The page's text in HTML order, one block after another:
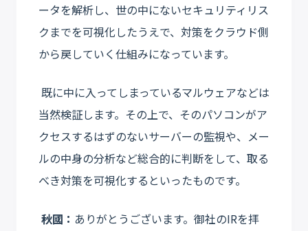
ータを解析し、世の中にないセキュリティリス
クまでを可視化したうえで、対策をクラウド側
から戻していく仕組みになっています。
既に中に入ってしまっているマルウェアなどは
当然検証します。その上で、そのパソコンがア
クセスするはずのないサーバーの監視や、メー
ルの中身の分析など総合的に判断をして、取る
べき対策を可視化するといったものです。
秋國： ありがとうございます。御社のIRを拝